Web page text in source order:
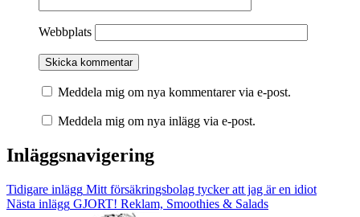
Webbplats
Meddela mig om nya kommentarer via e-post.
Meddela mig om nya inlägg via e-post.
Inläggsnavigering
Tidigare inlägg Mitt försäkringsbolag tycker att jag är en idiot
Nästa inlägg GJORT! Reklam, Smoothies & Salads